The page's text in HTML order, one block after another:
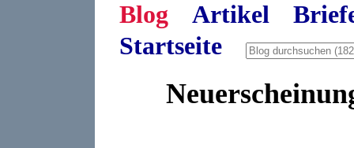
Blog Artikel
Startseite